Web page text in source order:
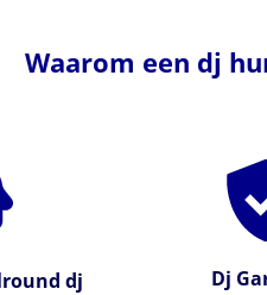
Waarom een dj
dj
Dj